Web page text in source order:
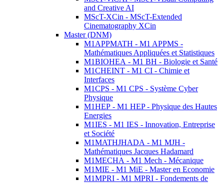
and Creative AI
MScT-XCin - MScT-Extended
Cinematography XCin
Master (DNM)
M1APPMATH - M1 APPMS -
Mathématiques Appliquées et Statistiques
M1BIOHEA - M1 BH - Biologie et Santé
M1CHEINT - M1 CI - Chimie et
Interfaces
M1CPS - M1 CPS - Système Cyber
Physique
M1HEP - M1 HEP - Physique des Hautes
Energies
M1IES - M1 IES - Innovation, Entreprise
et Société
M1MATHJHADA - M1 MJH -
Mathématiques Jacques Hadamard
M1MECHA - M1 Mech - Mécanique
M1MIE - M1 MiE - Master en Economie
M1MPRI - M1 MPRI - Fondements de